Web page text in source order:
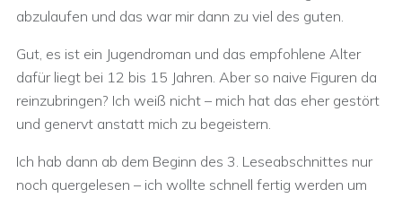
abzulaufen und das war mir dann zu viel des guten.
Gut, es ist ein Jugendroman und das empfohlene Alter
dafür liegt bei 12 bis 15 Jahren. Aber so naive Figuren da
reinzubringen? Ich weiß nicht – mich hat das eher gestört
und genervt anstatt mich zu begeistern.
Ich hab dann ab dem Beginn des 3. Leseabschnittes nur
noch quergelesen – ich wollte schnell fertig werden um